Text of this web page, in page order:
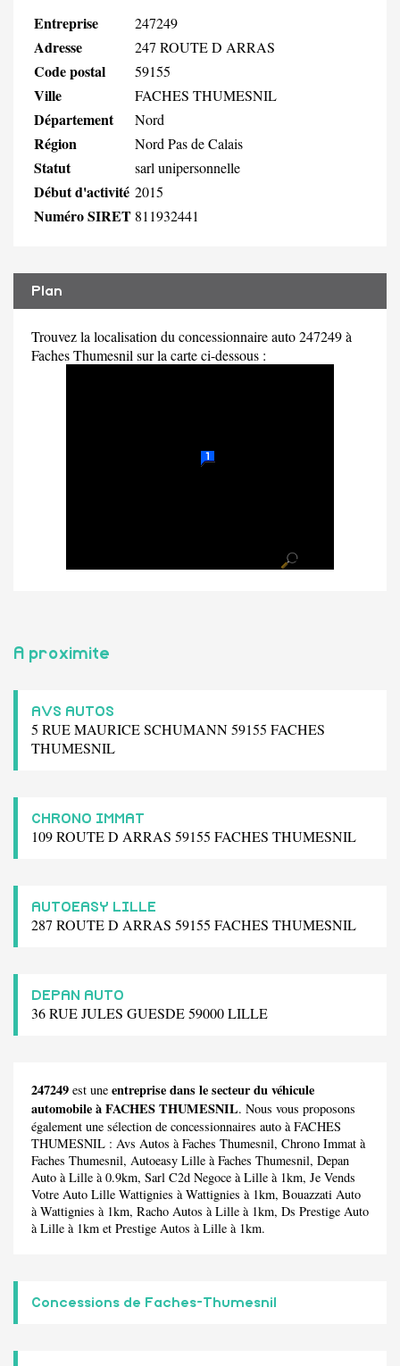
Entreprise 247249
Adresse 247 ROUTE D ARRAS
Code postal 59155
Ville FACHES THUMESNIL
Département Nord
Région Nord Pas de Calais
Statut sarl unipersonnelle
Début d'activité 2015
Numéro SIRET 811932441
Plan
Trouvez la localisation du concessionnaire auto 247249 à
Faches Thumesnil sur la carte ci-dessous :
A proximite
AVS AUTOS
5 RUE MAURICE SCHUMANN 59155 FACHES
THUMESNIL
CHRONO IMMAT
109 ROUTE D ARRAS 59155 FACHES THUMESNIL
AUTOEASY LILLE
287 ROUTE D ARRAS 59155 FACHES THUMESNIL
DEPAN AUTO
36 RUE JULES GUESDE 59000 LILLE
247249 est une entreprise dans le secteur du véhicule
automobile à FACHES THUMESNIL. Nous vous proposons
également une sélection de concessionnaires auto à FACHES
THUMESNIL : Avs Autos à Faches Thumesnil, Chrono Immat à
Faches Thumesnil, Autoeasy Lille à Faches Thumesnil, Depan
Auto à Lille à 0.9km, Sarl C2d Negoce à Lille à 1km, Je Vends
Votre Auto Lille Wattignies à Wattignies à 1km, Bouazzati Auto
à Wattignies à 1km, Racho Autos à Lille à 1km, Ds Prestige Auto
à Lille à 1km et Prestige Autos à Lille à 1km.
Concessions de Faches-Thumesnil